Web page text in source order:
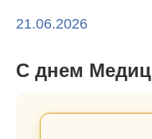
21.06.2026
С днем